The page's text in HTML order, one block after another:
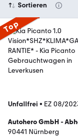
Sortieren
Top
Unfallfrei • EZ 08/
Autohero GmbH -
90441 Nürnberg